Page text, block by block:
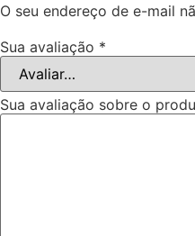
O seu endereço de e-mail
Sua avaliação *
Sua avaliação sobre o